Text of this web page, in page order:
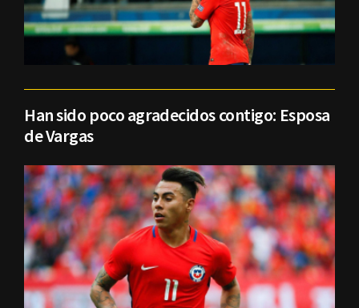
Han sido poco agradecidos contigo: Esposa
de Vargas